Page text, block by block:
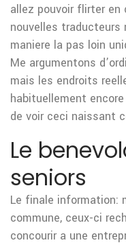
allez pouvoir flirter en
nouvelles traducteurs
maniere la pas loin
Me argumentons
mais les endroits
habituellement
de voir ceci naissant
Le
seniors
Le finale information:
commune, ceux-ci
concourir a une